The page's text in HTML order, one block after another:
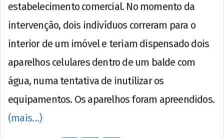
estabelecimento comercial. No momento da
intervenção, dois indivíduos correram para o
interior de um imóvel e teriam dispensado dois
aparelhos celulares dentro de um balde com
água, numa tentativa de inutilizar os
equipamentos. Os aparelhos foram apreendidos.
(mais…)